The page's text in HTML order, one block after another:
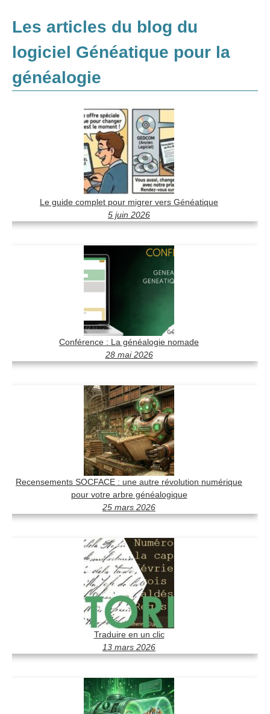
Les articles du blog du
logiciel Généatique pour la
généalogie
Le guide complet pour migrer vers Généatique
5 juin 2026
Conférence : La généalogie nomade
28 mai 2026
Recensements SOCFACE : une autre révolution numérique
pour votre arbre généalogique
25 mars 2026
Traduire en un clic
13 mars 2026